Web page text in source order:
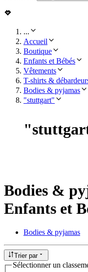
...
Accueil
Boutique
Enfants et Bébés
Vêtements
T-shirts &
Bodies & pyjamas
"stuttgart"
"
Bodies &
Enfants et
Bodies & pyjamas
Trier par
Sélectionner un